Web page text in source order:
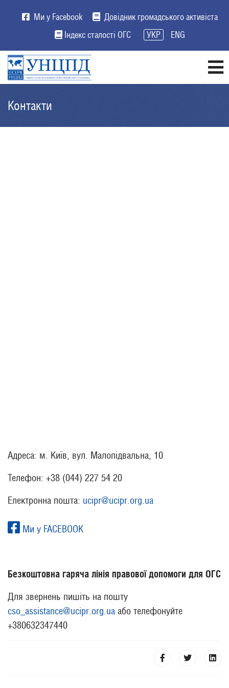
Ми у Facebook
Довідник громадського активіста
Індекс сталості ОГС
УКР ENG
Контакти
Адреса: м. Київ, вул. Малопідвальна, 10
Телефон: +38 (044) 227 54 20
Електронна пошта: ucipr@ucipr.org.ua
Ми у FACEBOOK
Безкоштовна гаряча лінія правової допомоги для ОГС
Для звернень пишіть на пошту
cso_assistance@ucipr.org.ua або телефонуйте
+380632347440